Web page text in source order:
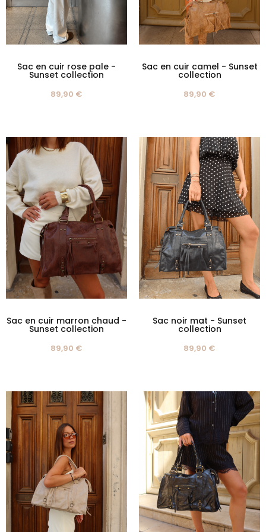
Sac en cuir rose pale -
Sunset collection
89,90 €
Sac en cuir camel - Sunset
collection
89,90 €
Sac en cuir marron chaud -
Sunset collection
89,90 €
Sac noir mat - Sunset
collection
89,90 €